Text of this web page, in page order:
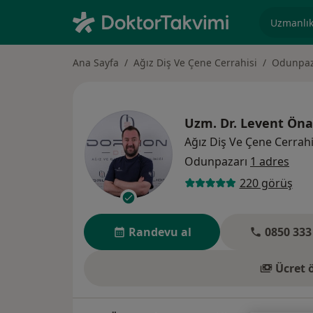
Ana Sayfa Ağız Diş Ve Çene Cerrahisi
Uzm. Dr. Levent
Ağız Diş Ve Çene
Odunpazarı 1 adres
220 görüş
Randevu al 0850
Ücret